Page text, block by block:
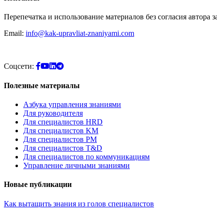
Перепечатка и использование материалов без согласия автора
Email: info@kak-upravliat-znaniyami.com
Соцсети:
Полезные материалы
Азбука управления знаниями
Для руководителя
Для специалистов HRD
Для специалистов KM
Для специалистов PM
Для специалистов T&D
Для специалистов по коммуникациям
Управление личными знаниями
Новые публикации
Как вытащить знания из голов специалистов